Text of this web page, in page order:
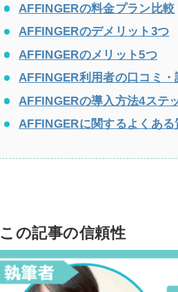
AFFINGERの料金プラン比較
AFFINGERのデメリット3つ
AFFINGERのメリット5つ
AFFINGER利用者の口コミ・
AFFINGERの導入方法4ステ
AFFINGERに関するよくある
この記事の信頼性